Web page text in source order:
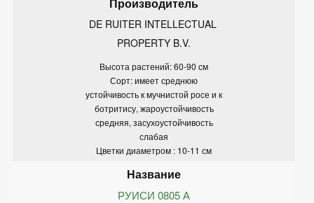
DE RUITER INTELLECTUAL
PROPERTY B.V.
Высота растений: 60-90 см
Сорт: имеет среднюю
устойчивость к мучнистой росе и к
ботритису, жароустойчивость
средняя, засухоустойчивость
слабая
Цветки диаметром : 10-11 см
РУИСИ 0805 А